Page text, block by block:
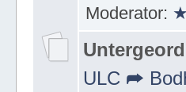
https://
Moderator: